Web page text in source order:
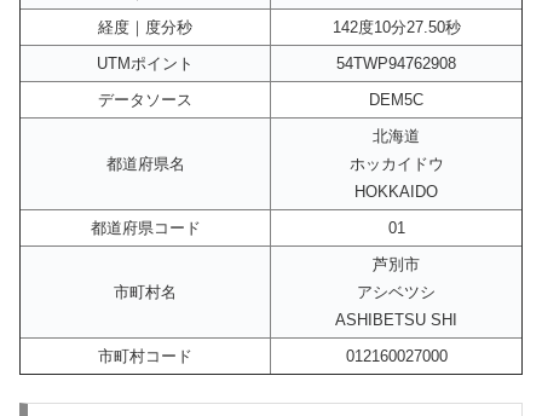
経度｜度分秒
142度10分27.50秒
UTMポイント
54TWP94762908
データソース
DEM5C
都道府県名
北海道
ホッカイドウ
HOKKAIDO
都道府県コード
01
市町村名
芦別市
アシベツシ
ASHIBETSU SHI
市町村コード
012160027000